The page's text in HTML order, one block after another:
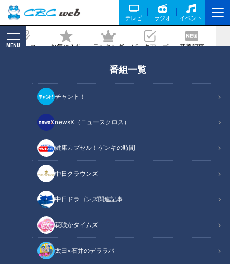
テレビ ラジオ イベント
ニュース お気に入り ランキング ピックアップ 新着記事
MENU
番組一覧
チャント！
newsX（ニュースクロス）
健康カプセル！ゲンキの時間
中日クラウンズ
中日ドラゴンズ関連記事
花咲かタイムズ
太田×石井のデララバ
メ”を紹介！
記事に戻る